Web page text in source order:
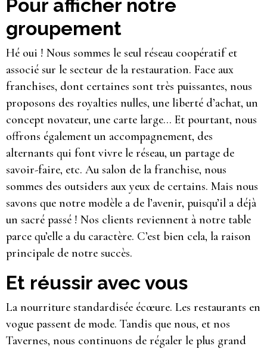
Pour afficher notre
groupement
Hé oui ! Nous sommes le seul réseau coopératif et
associé sur le secteur de la restauration. Face aux
franchises, dont certaines sont très puissantes, nous
proposons des royalties nulles, une liberté d’achat, un
concept novateur, une carte large… Et pourtant, nous
offrons également un accompagnement, des
alternants qui font vivre le réseau, un partage de
savoir-faire, etc. Au salon de la franchise, nous
sommes des outsiders aux yeux de certains. Mais nous
savons que notre modèle a de l’avenir, puisqu’il a déjà
un sacré passé ! Nos clients reviennent à notre table
parce qu’elle a du caractère. C’est bien cela, la raison
principale de notre succès.
Et réussir avec vous
La nourriture standardisée écœure. Les restaurants en
vogue passent de mode. Tandis que nous, et nos
Tavernes, nous continuons de régaler le plus grand